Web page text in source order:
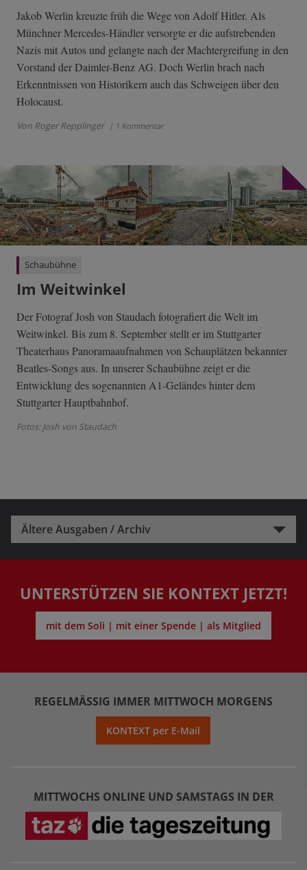
Jakob Werlin kreuzte früh die Wege von Adolf Hitler. Als
Münchner Mercedes-Händler versorgte er die aufstrebenden
Nazis mit Autos und gelangte nach der Machtergreifung in den
Vorstand der Daimler-Benz AG. Doch Werlin brach nach
Erkenntnissen von Historikern auch das Schweigen über den
Holocaust.
Von Roger Repplinger | 1 Kommentar
Schaubühne
Im Weitwinkel
Der Fotograf Josh von Staudach fotografiert die Welt im
Weitwinkel. Bis zum 8. September stellt er im Stuttgarter
Theaterhaus Panoramaaufnahmen von Schauplätzen bekannter
Beatles-Songs aus. In unserer Schaubühne zeigt er die
Entwicklung des sogenannten A1-Geländes hinter dem
Stuttgarter Hauptbahnhof.
Fotos: Josh von Staudach
Ältere Ausgaben / Archiv
UNTERSTÜTZEN SIE KONTEXT JETZT!
mit dem Soli | mit einer Spende | als Mitglied
REGELMÄSSIG IMMER MITTWOCH MORGENS
KONTEXT per E-Mail
MITTWOCHS ONLINE UND SAMSTAGS IN DER